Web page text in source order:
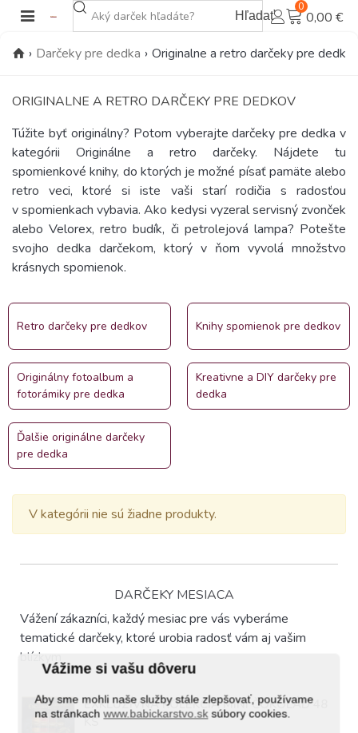
Vážime si vašu dôveru
Aby sme mohli naše služby stále zlepšovať, používame
na stránkachwww.babickarstvo.sk súbory cookies.
Hľadať
0
0,00 €
› Darčeky pre dedka › Originalne a retro darčeky pre
DARČEKY MESIACA
Vážení zákazníci, každý mesiac pre vás vyberáme
tematické darčeky, ktoré urobia radosť vám aj vašim
blízkym
EXKLUZÍVNA KOLEKCIA MINI ČOKOLÁD 48
KS
ORIGINALNE A RETRO DARČEKY PRE DEDKOV
Túžite byť originálny? Potom vyberajte darčeky pre dedka v
kategórii Originálne a retro darčeky. Nájdete tu
spomienkové knihy, do ktorých je možné písať pamäte alebo
retro veci, ktoré si iste vaši starí rodičia s radosťou
v spomienkach vybavia. Ako kedysi vyzeral servisný zvonček
alebo Velorex, retro budík, či petrolejová lampa? Potešte
svojho dedka darčekom, ktorý v ňom vyvolá množstvo
krásnych spomienok.
Retro darčeky pre dedkov Knihy spomienok pre dedkov
Originálny fotoalbum a
fotorámiky pre dedka
Kreativne a DIY darčeky pre
dedka
Ďalšie originálne darčeky
pre dedka
V kategórii nie sú žiadne produkty.